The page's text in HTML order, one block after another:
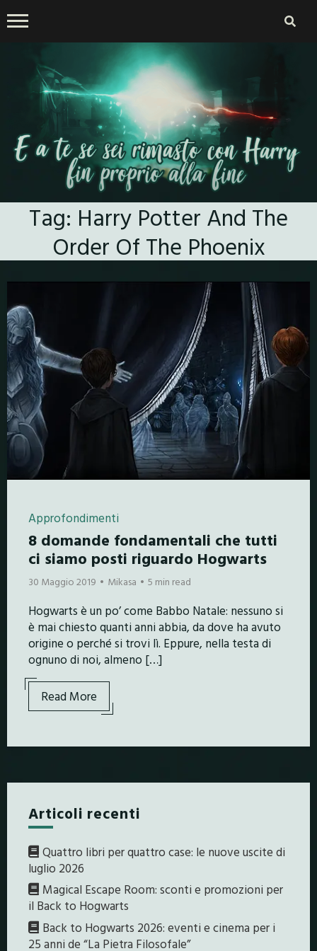
to
E a te se sei rimasto con
Harry fin proprio alla fine
Tag: Harry Potter And The
Order Of The Phoenix
Approfondimenti
8 domande fondamentali che tutti
ci siamo posti riguardo Hogwarts
30 Maggio 2019 Mikasa 5 min read
Hogwarts è un po’ come Babbo Natale: nessuno si
è mai chiesto quanti anni abbia, da dove ha avuto
origine o perché si trovi lì. Eppure, nella testa di
ognuno di noi, almeno […]
Read More
Articoli recenti
Quattro libri per quattro case: le nuove uscite di
luglio 2026
Magical Escape Room: sconti e promozioni per
il Back to Hogwarts
Back to Hogwarts 2026: eventi e cinema per i
25 anni de “La Pietra Filosofale”